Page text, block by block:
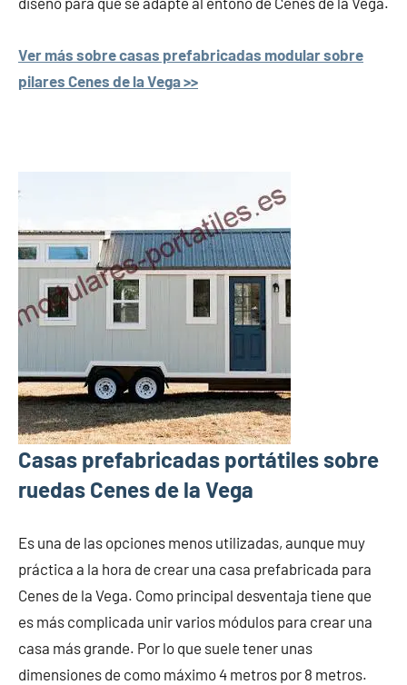
Ver más sobre casas prefabricadas modular sobre
pilares Cenes de la Vega >>
Casas prefabricadas portátiles sobre
ruedas Cenes de la Vega
Es una de las opciones menos utilizadas, aunque muy
práctica a la hora de crear una casa prefabricada para
Cenes de la Vega. Como principal desventaja tiene que
es más complicada unir varios módulos para crear una
casa más grande. Por lo que suele tener unas
dimensiones de como máximo 4 metros por 8 metros.